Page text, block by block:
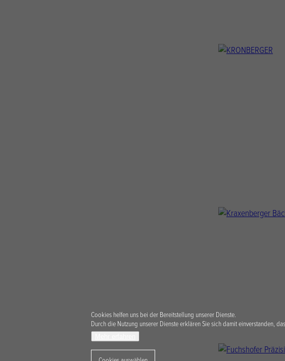
Cookies helfen uns bei der Bereitstellung unserer Dienste.
Durch die Nutzung unserer Dienste erklären Sie sich damit einverstanden,